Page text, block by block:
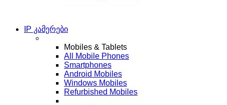
IP კამერები
Mobiles & Tablets
All Mobile Phones
Smartphones
Android Mobiles
Windows Mobiles
Refurbished Mobiles